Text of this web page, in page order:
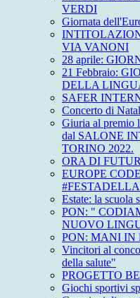
VERDI
Giornata
VIA VANONI
28 aprile:
21 Febbraio:
DELLA
SAFER
Concerto di
Giuria al premio
dal SALONE
TORINO 2022.
ORA DI
EUROPE
Estate: la scuola
PON: "
NUOVO
PON: MANI IN
Vincitori al
della salute"
PROGETTO
Giochi sportivi